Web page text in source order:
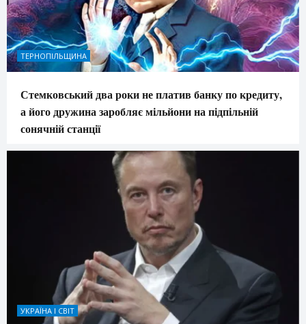
ТЕРНОПІЛЬЩИНА
Стемковський два роки не платив банку по кредиту,
а його дружина заробляє мільйони на підпільній
сонячній станції
УКРАЇНА І СВІТ